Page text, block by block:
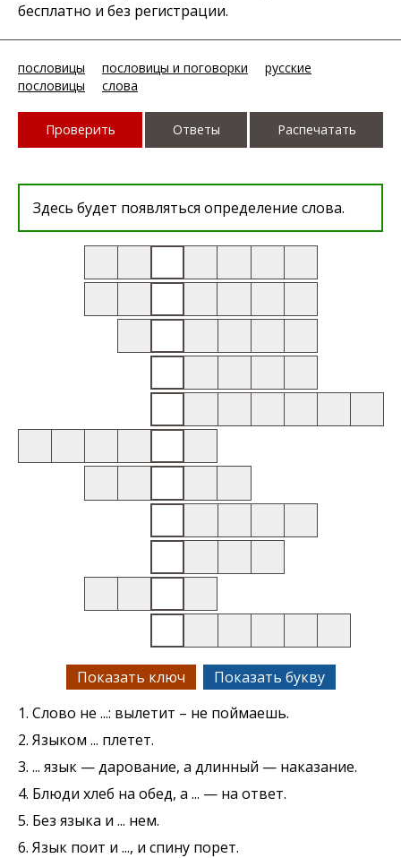
бесплатно и без регистрации.
пословицы пословицы и поговорки
русские
пословицы
слова
Проверить Ответы Распечатать
Здесь будет появляться определение слова.
Показать ключ
Показать букву
1. Слово не ...: вылетит – не поймаешь.
2. Языком ... плетет.
3. ... язык — дарование, а длинный — наказание.
4. Блюди хлеб на обед, а ... — на ответ.
5. Без языка и ... нем.
6. Язык поит и ..., и спину порет.